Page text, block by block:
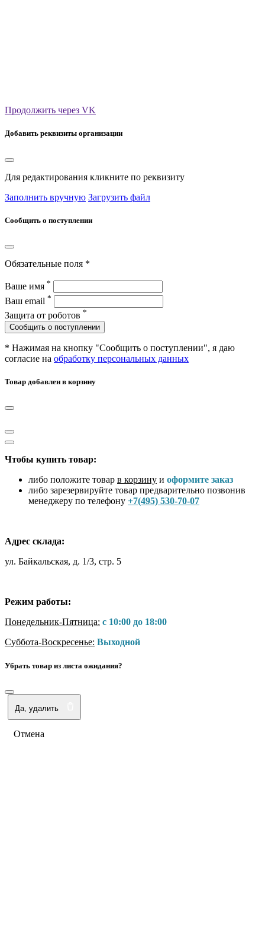
Продолжить через VK
Добавить реквизиты организации
Для редактирования кликните по реквизиту
Заполнить вручную Загрузить файл
Сообщить о поступлении
Обязательные поля *
Ваше имя *
Ваш email *
Защита от роботов *
Сообщить о поступлении
* Нажимая на кнопку "Сообщить о поступлении", я даю
согласие на обработку персональных данных
Товар добавлен в корзину
Чтобы купить товар:
либо положите товар в корзину и оформите заказ
либо зарезервируйте товар предварительно позвонив
менеджеру по телефону +7(495) 530-70-07
Адрес склада:
ул. Байкальская, д. 1/3, стр. 5
Режим работы:
Понедельник-Пятница: с 10:00 до 18:00
Суббота-Воскресенье: Выходной
Убрать товар из листа ожидания?
Да, удалить
Отмена